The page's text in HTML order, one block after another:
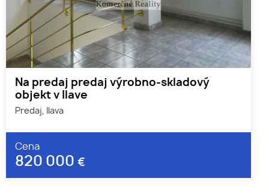
Na predaj predaj výrobno-skladový
objekt v Ilave
Predaj, Ilava
Cena
820 000 €